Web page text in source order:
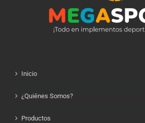
Inicio
¿Quiénes Somos?
Productos